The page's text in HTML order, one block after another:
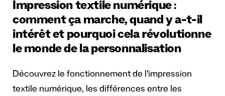
Impression textile numérique :
comment ça marche, quand y a-t-il
intérêt et pourquoi cela révolutionne
le monde de la personnalisation
Découvrez le fonctionnement de l'impression
textile numérique, les différences entre les